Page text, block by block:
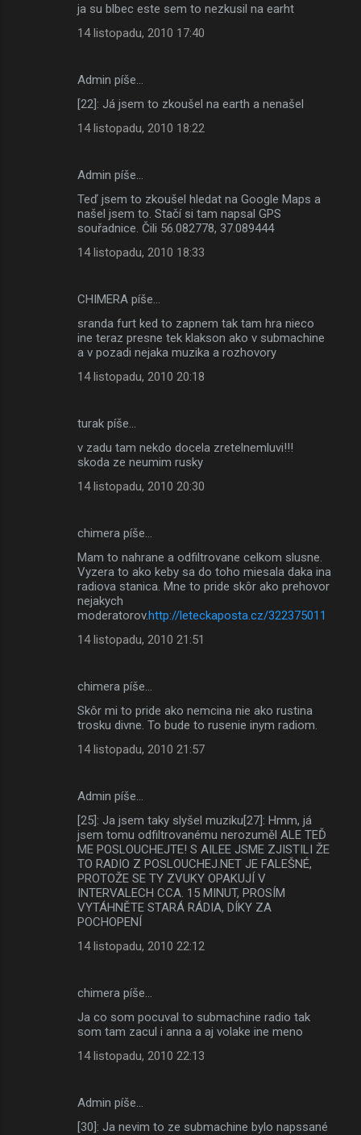
ja su blbec este sem to nezkusil na earht
14 listopadu, 2010 17:40
Admin píše…
[22]: Já jsem to zkoušel na earth a nenašel
14 listopadu, 2010 18:22
Admin píše…
Teď jsem to zkoušel hledat na Google Maps a
našel jsem to. Stačí si tam napsal GPS
souřadnice. Čili 56.082778, 37.089444
14 listopadu, 2010 18:33
CHIMERA píše…
sranda furt ked to zapnem tak tam hra nieco
ine teraz presne tek klakson ako v submachine
a v pozadi nejaka muzika a rozhovory
14 listopadu, 2010 20:18
turak píše…
v zadu tam nekdo docela zretelnemluvi!!!
skoda ze neumim rusky
14 listopadu, 2010 20:30
chimera píše…
Mam to nahrane a odfiltrovane celkom slusne.
Vyzera to ako keby sa do toho miesala daka ina
radiova stanica. Mne to pride skôr ako prehovor
nejakych
moderatorov.http://leteckaposta.cz/322375011
14 listopadu, 2010 21:51
chimera píše…
Skôr mi to pride ako nemcina nie ako rustina
trosku divne. To bude to rusenie inym radiom.
14 listopadu, 2010 21:57
Admin píše…
[25]: Ja jsem taky slyšel muziku[27]: Hmm, já
jsem tomu odfiltrovanému nerozuměl ALE TEĎ
ME POSLOUCHEJTE! S AILEE JSME ZJISTILI ŽE
TO RADIO Z POSLOUCHEJ.NET JE FALEŠNÉ,
PROTOŽE SE TY ZVUKY OPAKUJÍ V
INTERVALECH CCA. 15 MINUT, PROSÍM
VYTÁHNĚTE STARÁ RÁDIA, DÍKY ZA
POCHOPENÍ
14 listopadu, 2010 22:12
chimera píše…
Ja co som pocuval to submachine radio tak
som tam zacul i anna a aj volake ine meno
14 listopadu, 2010 22:13
Admin píše…
[30]: Ja nevim to ze submachine bylo napssané